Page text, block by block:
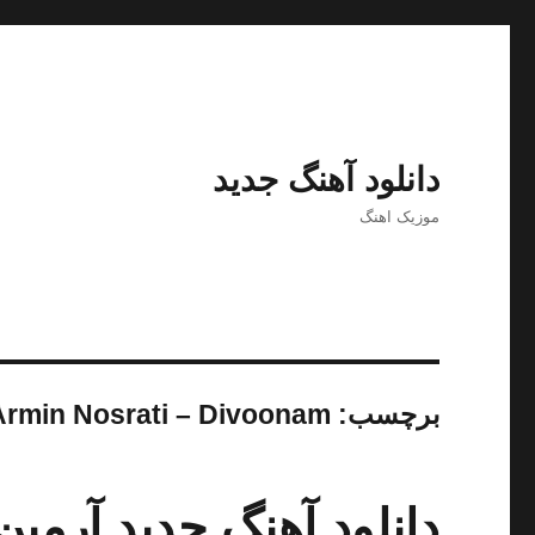
دانلود آهنگ جدید
موزیک اهنگ
برچسب: Nosrati – Divoonam